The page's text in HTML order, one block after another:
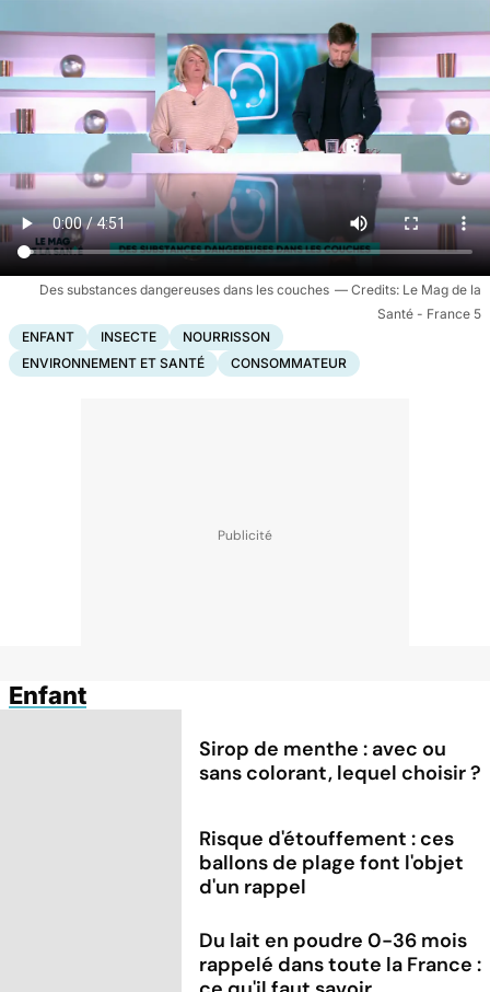
Des substances dangereuses dans les couches
Le Mag de la
Santé - France 5
ENFANT
INSECTE
NOURRISSON
ENVIRONNEMENT ET SANTÉ
CONSOMMATEUR
Enfant
Sirop de menthe : avec ou
sans colorant, lequel choisir ?
Risque d'étouffement : ces
ballons de plage font l'objet
d'un rappel
Du lait en poudre 0-36 mois
rappelé dans toute la France :